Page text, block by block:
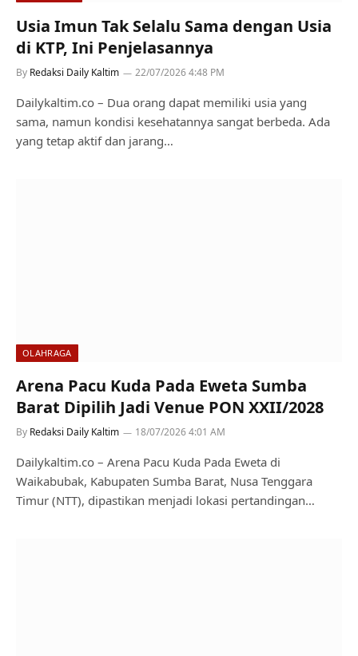
Usia Imun Tak Selalu Sama dengan Usia
di KTP, Ini Penjelasannya
By Redaksi Daily Kaltim 22/07/2026 4:48 PM
Dailykaltim.co – Dua orang dapat memiliki usia yang
sama, namun kondisi kesehatannya sangat berbeda. Ada
yang tetap aktif dan jarang…
OLAHRAGA
Arena Pacu Kuda Pada Eweta Sumba
Barat Dipilih Jadi Venue PON XXII/2028
By Redaksi Daily Kaltim 18/07/2026 4:01 AM
Dailykaltim.co – Arena Pacu Kuda Pada Eweta di
Waikabubak, Kabupaten Sumba Barat, Nusa Tenggara
Timur (NTT), dipastikan menjadi lokasi pertandingan…